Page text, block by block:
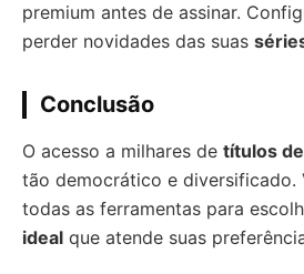
premium antes de assinar.
perder novidades das suas
Conclusão
O acesso a milhares de títulos
tão democrático e diversificado.
todas as ferramentas para
ideal que atende suas